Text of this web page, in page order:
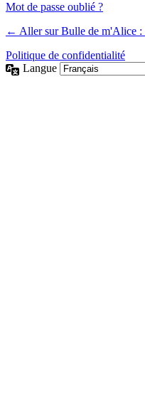
Mot de passe oublié ?
← Aller sur Bulle de m'Alice :
Politique de confidentialité
Langue